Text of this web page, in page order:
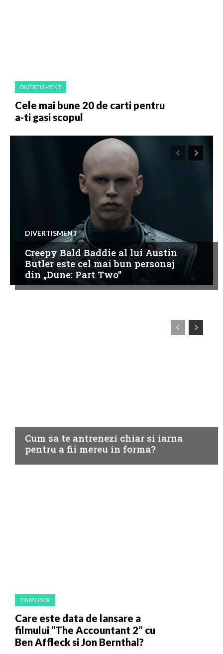
DIVERTISMENT
Cele mai bune 20 de carti pentru
a-ti gasi scopul
DIVERTISMENT
Creepy Bald Baddie al lui Austin
Butler este cel mai bun personaj
din „Dune: Part Two”
Cum sa te antrenezi chiar si iarna
pentru a fii mereu in forma?
TIMP LIBER
Care este data de lansare a
filmului “The Accountant 2” cu
Ben Affleck si Jon Bernthal?